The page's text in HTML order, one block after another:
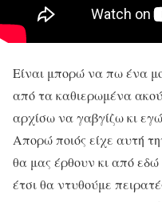
Είναι μπορώ να πω ένα
από τα καθιερωμένα
αρχίσω να γαβγίζω κι
Απορώ ποιός είχε αυτή
θα μας έρθουν κι από
έτσι θα ντυθούμε